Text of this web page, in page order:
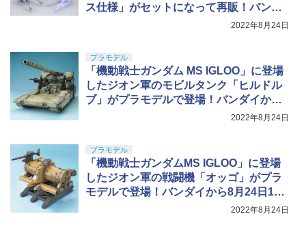
ス仕様」がセットになって再販！バンダ
2022年8月24日
プラモデル
「機動戦士ガンダム MS IGLOO」に登場
したジオン軍のモビルタンク「ヒルドル
ブ」がプラモデルで登場！バンダイから
2022年8月24日
プラモデル
「機動戦士ガンダムMS IGLOO」に登場
したジオン軍の戦闘機「オッゴ」がプラ
モデルで登場！バンダイから8月24日12
2022年8月24日